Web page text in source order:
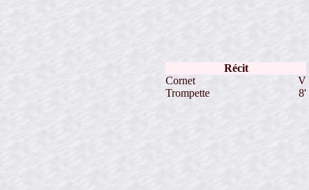
Récit
Cornet
V
Trompette
8'